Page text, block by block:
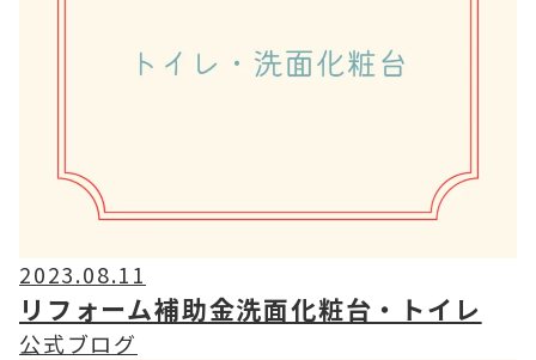
2023.08.11
リフォーム補助金洗面化粧台・トイレ
公式ブログ